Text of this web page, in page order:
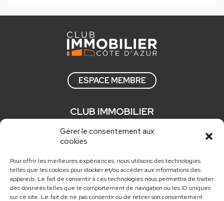
Gérer le consentement aux
cookies
Pour offrir les meilleures expériences, nous utilisons des technologies
telles que les cookies pour stocker et/ou accéder aux informations des
appareils. Le fait de consentir à ces technologies nous permettra de traiter
des données telles que le comportement de navigation ou les ID uniques
sur ce site. Le fait de ne pas consentir ou de retirer son consentement
ESPACE MEMBRE
CLUB IMMOBILIER
Qui sommes nous ?
Comment adhérer ?
Actualités
Nos newsletters